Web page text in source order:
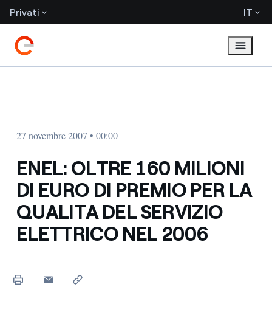
Privati IT
27 novembre 2007 • 00:00
ENEL: OLTRE 160 MILIONI
DI EURO DI PREMIO PER LA
QUALITA DEL SERVIZIO
ELETTRICO NEL 2006